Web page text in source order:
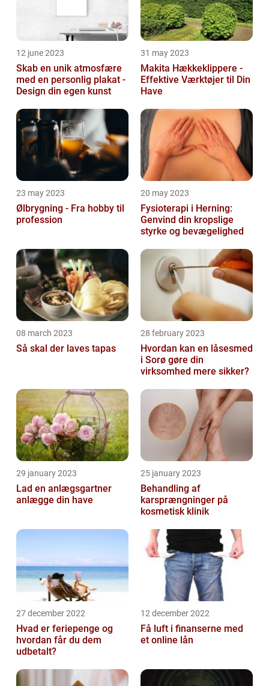
12 june 2023
Skab en unik atmosfære
med en personlig plakat -
Design din egen kunst
31 may 2023
Makita Hækkeklippere -
Effektive Værktøjer til Din
Have
23 may 2023
Ølbrygning - Fra hobby til
profession
20 may 2023
Fysioterapi i Herning:
Genvind din kropslige
styrke og bevægelighed
08 march 2023
Så skal der laves tapas
28 february 2023
Hvordan kan en låsesmed
i Sorø gøre din
virksomhed mere sikker?
29 january 2023
Lad en anlægsgartner
anlægge din have
25 january 2023
Behandling af
karsprængninger på
kosmetisk klinik
27 december 2022
Hvad er feriepenge og
hvordan får du dem
udbetalt?
12 december 2022
Få luft i finanserne med
et online lån